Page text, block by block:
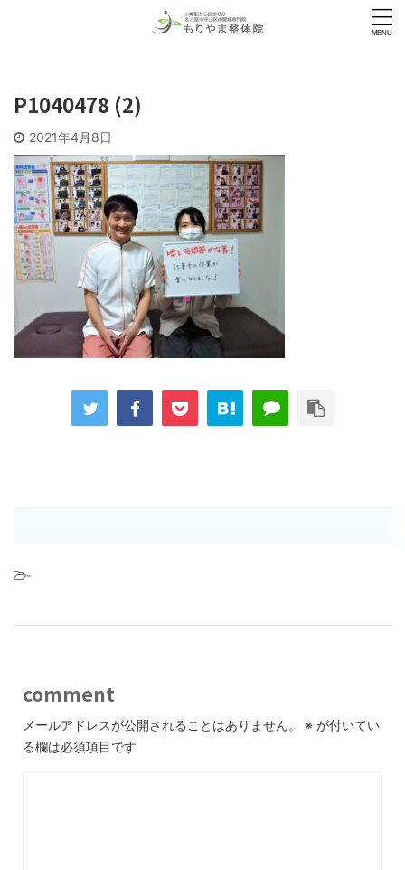
P1040478 (2)
2021年4月8日
-
comment
メールアドレスが公開されることはありません。 ※ が付いてい
る欄は必須項目です